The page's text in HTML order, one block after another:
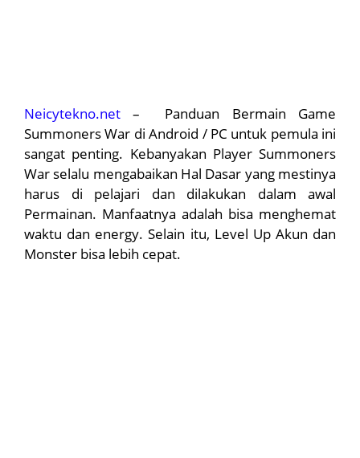
Neicytekno.net – Panduan Bermain Game
Summoners War di Android / PC untuk pemula ini
sangat penting. Kebanyakan Player Summoners
War selalu mengabaikan Hal Dasar yang mestinya
harus di pelajari dan dilakukan dalam awal
Permainan. Manfaatnya adalah bisa menghemat
waktu dan energy. Selain itu, Level Up Akun dan
Monster bisa lebih cepat.